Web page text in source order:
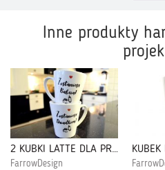
Inne produkty
2 KUBKI LATTE DLA PRZYSZŁYCH DZIADKÓW
FarrowDesign